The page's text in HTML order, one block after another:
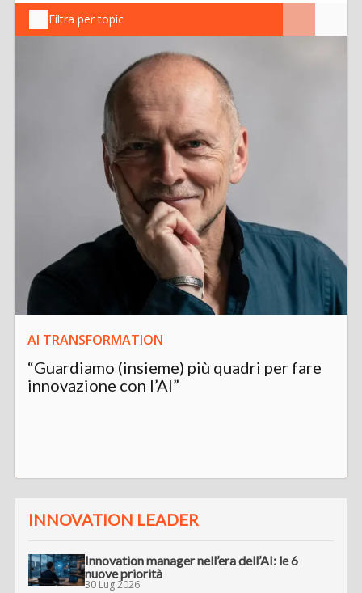
Filtra per topic
AI TRANSFORMATION
“Guardiamo (insieme) più quadri per fare
innovazione con l’AI”
INNOVATION LEADER
Innovation manager nell’era dell’AI: le 6
nuove priorità
30 Lug 2026